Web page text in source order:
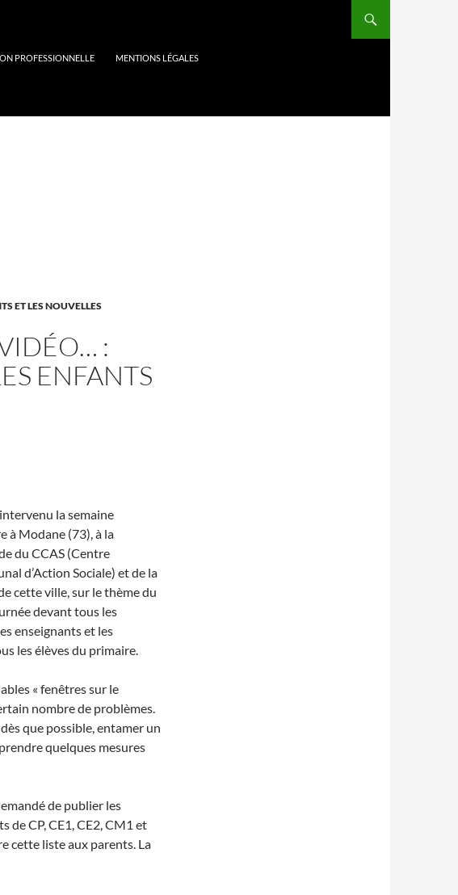
PROFESSIONNELLE MENTIONS LÉGALES
ET LES NOUVELLES
:
ENFANTS
la semaine
à Modane (73), à la
du CCAS (Centre
d’Action Sociale) et de la
cette ville, sur le thème du
devant tous les
enseignants et les
les élèves du primaire.
« fenêtres sur le
nombre de problèmes.
que possible, entamer un
quelques mesures
de publier les
de CP, CE1, CE2, CM1 et
cette liste aux parents. La